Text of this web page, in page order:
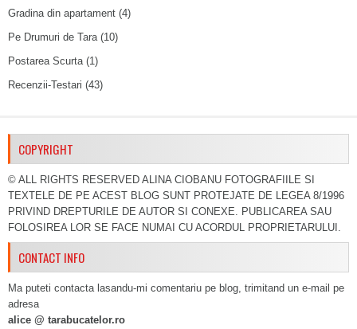
Gradina din apartament (4)
Pe Drumuri de Tara(10)
Postarea Scurta(1)
Recenzii-Testari (43)
COPYRIGHT
© ALL RIGHTS RESERVED ALINA CIOBANU FOTOGRAFIILE SI
TEXTELE DE PE ACEST BLOG SUNT PROTEJATE DE LEGEA 8/1996
PRIVIND DREPTURILE DE AUTOR SI CONEXE. PUBLICAREA SAU
FOLOSIREA LOR SE FACE NUMAI CU ACORDUL PROPRIETARULUI.
CONTACT INFO
Ma puteti contacta lasandu-mi comentariu pe blog, trimitand un e-mail pe
adresa
alice @ tarabucatelor.ro